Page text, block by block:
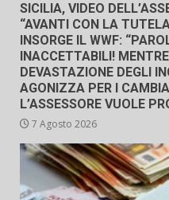
SICILIA, VIDEO
“AVANTI CON LA
INSORGE IL WWF:
INACCETTABILI!
DEVASTAZIONE DEGLI
AGONIZZA PER I
L’ASSESSORE VUOLE
7 Agosto 2026